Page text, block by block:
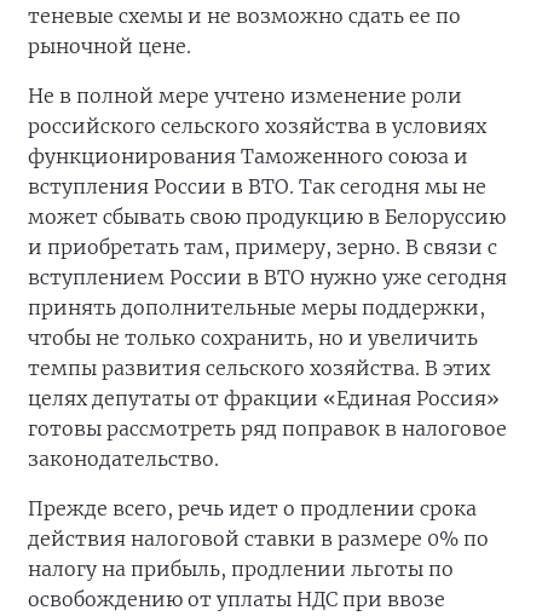
теневые схемы и не возможно сдать ее по
рыночной цене.
Не в полной мере учтено изменение роли
российского сельского хозяйства в условиях
функционирования Таможенного союза и
вступления России в ВТО. Так сегодня мы не
может сбывать свою продукцию в Белоруссию
и приобретать там, примеру, зерно. В связи с
вступлением России в ВТО нужно уже сегодня
принять дополнительные меры поддержки,
чтобы не только сохранить, но и увеличить
темпы развития сельского хозяйства. В этих
целях депутаты от фракции «Единая Россия»
готовы рассмотреть ряд поправок в налоговое
законодательство.
Прежде всего, речь идет о продлении срока
действия налоговой ставки в размере 0% по
налогу на прибыль, продлении льготы по
освобождению от уплаты НДС при ввозе